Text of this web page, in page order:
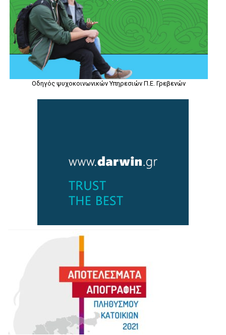
Οδηγός ψυχοκοινωνικών Υπηρεσιών Π.Ε. Γρεβενών